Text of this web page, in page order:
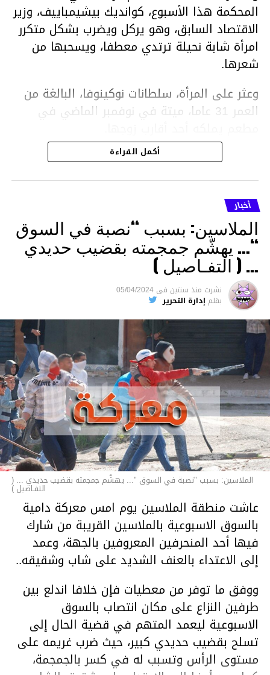
المحكمة هذا الأسبوع، كوانديك بيشيمباييف، وزير
الاقتصاد السابق، وهو يركل ويضرب بشكل متكرر
امرأة شابة نحيلة ترتدي معطفا، ويسحبها من
شعرها.
وعثر على المرأة، سلطانات نوكينوفا، البالغة من
العمر 31 عاما، ميتة في نوفمبر الماضي في
ووفقا لتقرير الطبيب الشرعي، توفيت نوكينوفا
متأثرة بصدمة في الدماغ، وكانت إحدى عظام
أنفها مكسورة وكانت هناك كدمات متعددة على
وجهها ورأسها وذراعيها ويديها.
ويواجه بيشيمباييف (43 عاما) اتهامات بالتعذيب
والقتل باستخدام العنف الشديد ويواجه عقوبة
السجن لمدة تصل إلى 20 عاما.
الأخبار
أكمل القراءة
أخبار
الملاسين: بسبب “نصبة في السوق
“… يهشّم جمجمته بقضيب حديدي
… ( التفـاصيل )
نشرت منذ سنتين فى 05/04/2024
بقلم إدارة التحرير
الملاسين: بسبب "نصبة في السوق "... يهشّم جمجمته بقضيب حديدي ... (
التفـاصيل )
عاشت منطقة الملاسين يوم امس معركة دامية
بالسوق الاسبوعية بالملاسين القريبة من شارك
فيها أحد المنحرفين المعروفين بالجهة، وعمد
إلى الاعتداء بالعنف الشديد على شاب وشقيقه..
ووفق ما توفر من معطيات فإن خلافا اندلع بين
طرفين النزاع على مكان انتصاب بالسوق
الاسبوعية ليعمد المتهم في قضية الحال إلى
تسلح بقضيب حديدي كبير، حيث ضرب غريمه على
مستوى الرأس وتسبب له في كسر بالجمجمة،